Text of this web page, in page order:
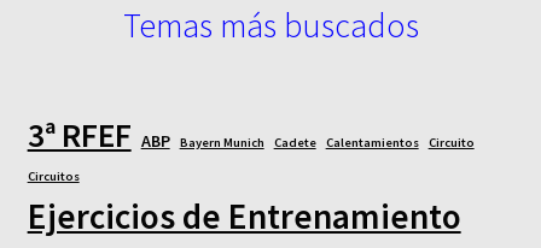
Temas más buscados
3ª RFEF ABP Bayern Munich Cadete Calentamientos Circuito
Circuitos
Ejercicios de Entrenamiento